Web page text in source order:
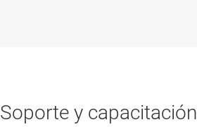
Soporte y capacitación